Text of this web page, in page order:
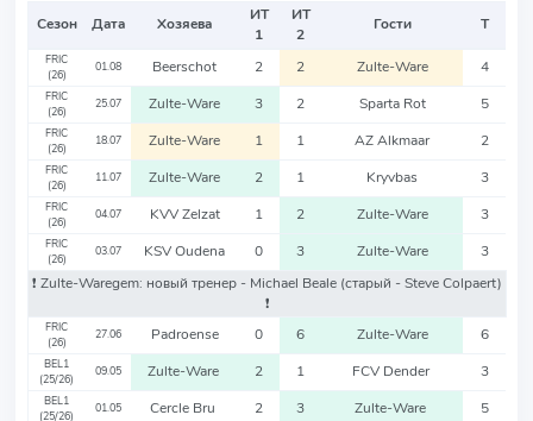
Сезон Дата Хозяева
ИТ
1
ИТ
2
Гости Т
FRIC
(26)
01.08 Beerschot 2 2 Zulte-Ware 4
FRIC
(26)
25.07 Zulte-Ware 3 2 Sparta Rot 5
FRIC
(26)
18.07 Zulte-Ware 1 1 AZ Alkmaar 2
FRIC
(26)
11.07 Zulte-Ware 2 1 Kryvbas 3
FRIC
(26)
04.07 KVV Zelzat 1 2 Zulte-Ware 3
FRIC
(26)
03.07 KSV Oudena 0 3 Zulte-Ware
3
❗️ Zulte-Waregem: новый тренер - Michael Beale (старый - Steve Colpaert)
❗️
FRIC
(26)
27.06 Padroense 0 6 Zulte-Ware 6
BEL1
(25/26)
09.05 Zulte-Ware 2 1 FCV Dender 3
BEL1
(25/26)
01.05 Cercle Bru 2 3 Zulte-Ware 5